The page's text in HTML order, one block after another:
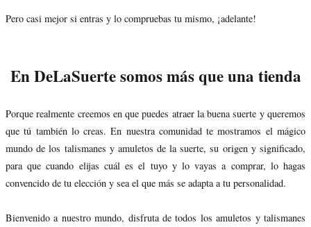
Pero casi mejor si entras y lo compruebas tu mismo, ¡adelante!
En DeLaSuerte somos más que una tienda
Porque realmente creemos en que puedes atraer la buena suerte y queremos
que tú también lo creas. En nuestra comunidad te mostramos el mágico
mundo de los talismanes y amuletos de la suerte, su origen y significado,
para que cuando elijas cuál es el tuyo y lo vayas a comprar, lo hagas
convencido de tu elección y sea el que más se adapta a tu personalidad.
Bienvenido a nuestro mundo, disfruta de todos los amuletos y talismanes